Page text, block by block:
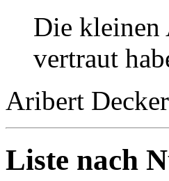
Die kleinen
vertraut
Aribert
Liste nach